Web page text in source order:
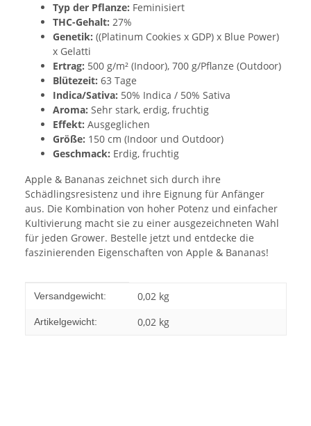
Typ der Pflanze: Feminisiert
THC-Gehalt: 27%
Genetik: ((Platinum Cookies x GDP) x Blue Power)
x Gelatti
Ertrag: 500 g/m² (Indoor), 700 g/Pflanze (Outdoor)
Blütezeit: 63 Tage
Indica/Sativa: 50% Indica / 50% Sativa
Aroma: Sehr stark, erdig, fruchtig
Effekt: Ausgeglichen
Größe: 150 cm (Indoor und Outdoor)
Geschmack: Erdig, fruchtig
Apple & Bananas zeichnet sich durch ihre
Schädlingsresistenz und ihre Eignung für Anfänger
aus. Die Kombination von hoher Potenz und einfacher
Kultivierung macht sie zu einer ausgezeichneten Wahl
für jeden Grower. Bestelle jetzt und entdecke die
faszinierenden Eigenschaften von Apple & Bananas!
Produkteigenschaft
Wert
Versandgewicht: 0,02 kg
Artikelgewicht: 0,02 kg